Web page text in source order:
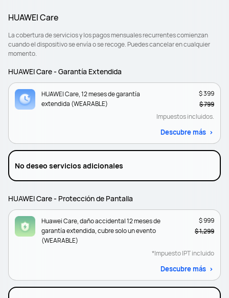
HUAWEI Care
La cobertura de servicios y los pagos mensuales recurrentes comienzan
cuando el dispositivo se envía o se recoge. Puedes cancelar en cualquier
momento.
HUAWEI Care - Garantía Extendida
HUAWEI Care, 12 meses de garantía
extendida (WEARABLE)
$ 399
$ 799
Impuestos incluidos.
Descubre más
No deseo servicios adicionales
HUAWEI Care - Protección de Pantalla
Huawei Care, daño accidental 12 meses de
garantía extendida, cubre solo un evento
(WEARABLE)
$ 999
$ 1,299
*Impuesto IPT incluido
Descubre más